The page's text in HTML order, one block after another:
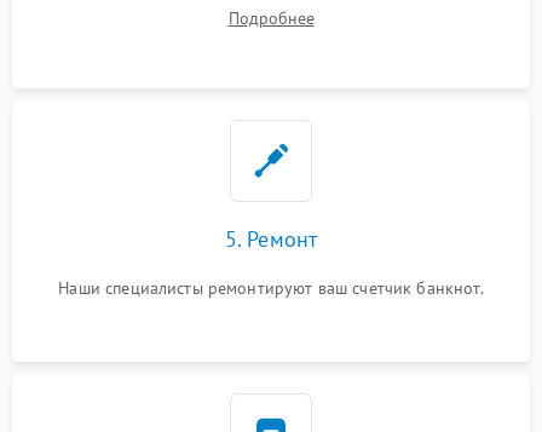
Подробнее
5. Ремонт
Наши специалисты ремонтируют ваш счетчик банкнот.